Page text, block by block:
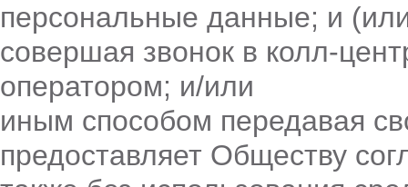
персональные данные; и
совершая звонок в колл-
оператором; и/или
иным способом передавая
предоставляет Обществу